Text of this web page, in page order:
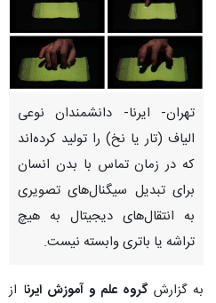
تهران- ایرنا- دانشمندان نوعی
الیاف (تار یا نخ) را تولید کرده‌اند
که در زمان تماس با بدن انسان
برای تبدیل سیگنال‌های تصویری
به انتقال‌های دیجیتال به هیچ
تراشه یا باتری وابسته نیست.
به گزارشگروه علم و آموزش ایرنا از